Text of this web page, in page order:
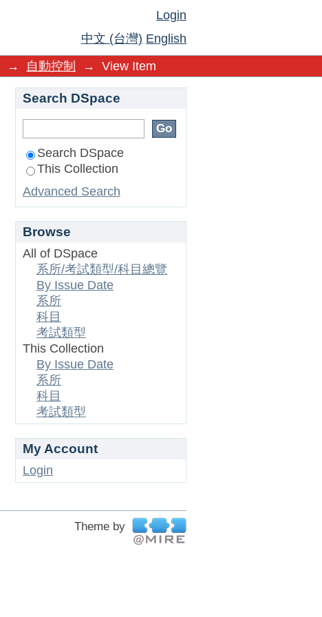
Login
中文 (台灣) English
→ 自動控制 → View Item
Search DSpace
Search DSpace
This Collection
Advanced Search
Browse
All of DSpace
系所/考試類型/科目總覽
By Issue Date
系所
科目
考試類型
This Collection
By Issue Date
系所
科目
考試類型
My Account
Login
Theme by